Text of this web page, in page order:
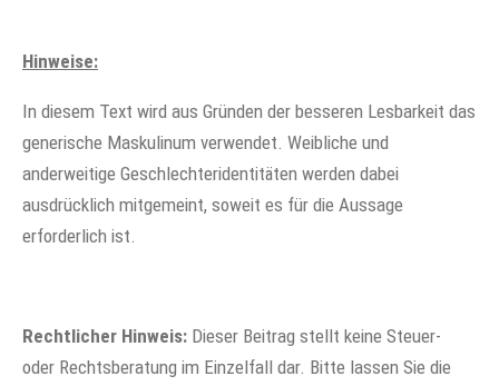
Hinweise:
In diesem Text wird aus Gründen der besseren Lesbarkeit das
generische Maskulinum verwendet. Weibliche und
anderweitige Geschlechteridentitäten werden dabei
ausdrücklich mitgemeint, soweit es für die Aussage
erforderlich ist.
Rechtlicher Hinweis: Dieser Beitrag stellt keine Steuer-
oder Rechtsberatung im Einzelfall dar. Bitte lassen Sie die